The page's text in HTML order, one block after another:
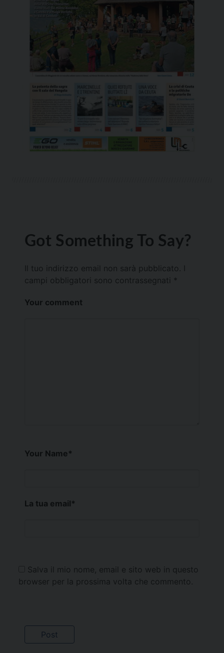
Got Something To Say?
Il tuo indirizzo email non sarà pubblicato.
campi obbligatori sono contrassegnati *
Your comment
Your Name*
La tua email*
Salva il mio nome, email e sito web in questo
browser per la prossima volta che commento.